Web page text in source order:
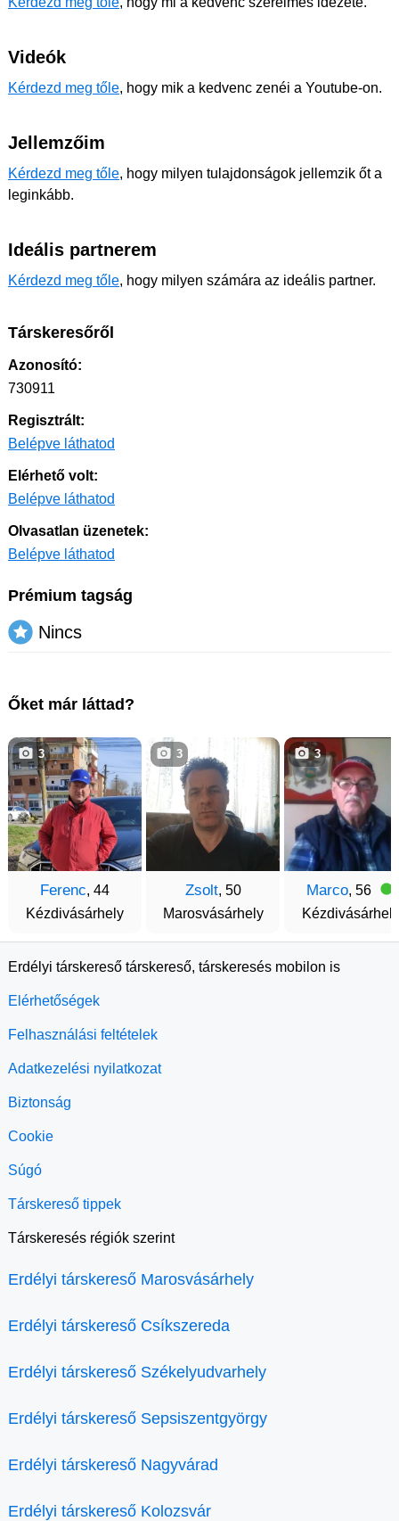
Videók
Kérdezd meg tőle, hogy mik a kedvenc zenéi a Youtube-on.
Jellemzőim
Kérdezd meg tőle, hogy milyen tulajdonságok jellemzik őt a
leginkább.
Ideális partnerem
Kérdezd meg tőle, hogy milyen számára az ideális partner.
Társkeresőről
Azonosító:
730911
Regisztrált:
Belépve láthatod
Elérhető volt:
Belépve láthatod
Olvasatlan üzenetek:
Belépve láthatod
Prémium tagság
Nincs
Őket már láttad?
Ferenc, 44
Kézdivásárhely
3
Zsolt, 50
Marosvásárhely
3
Marco, 56
Kézdivásárhely
3
Erdélyi társkereső társkereső, társkeresés mobilon is
Elérhetőségek
Felhasználási feltételek
Adatkezelési nyilatkozat
Biztonság
Cookie
Súgó
Társkereső tippek
Társkeresés régiók szerint
Erdélyi társkereső Marosvásárhely
Erdélyi társkereső Csíkszereda
Erdélyi társkereső Székelyudvarhely
Erdélyi társkereső Sepsiszentgyörgy
Erdélyi társkereső Nagyvárad
Erdélyi társkereső Kolozsvár